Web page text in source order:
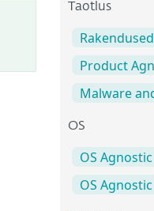
Taotlus
Product
Malware
OS
OS Agnostic
OS Agnostic